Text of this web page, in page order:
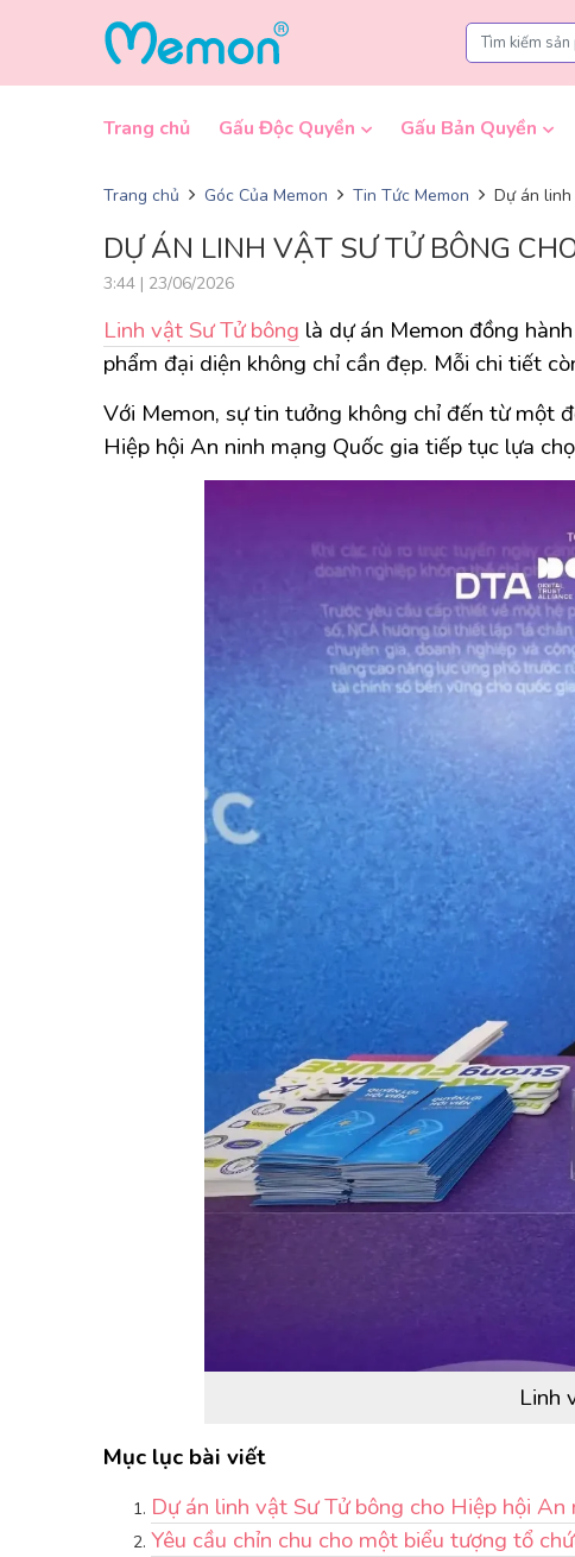
Trang chủ Gấu Độc Quyền Gấu Bản Quyền
Trang chủ Góc Của Memon Tin Tức Memon Dự án
DỰ ÁN LINH VẬT SƯ TỬ BÔNG
3:44 | 23/06/2026
Linh vật Sư Tử bông là dự án Memon đồng
phẩm đại diện không chỉ cần đẹp. Mỗi chi tiết
Với Memon, sự tin tưởng không chỉ đến từ một
Hiệp hội An ninh mạng Quốc gia tiếp tục lựa
Linh
Mục lục bài viết
Dự án linh vật Sư Tử bông cho Hiệp hội An
Yêu cầu chỉn chu cho một biểu tượng tổ